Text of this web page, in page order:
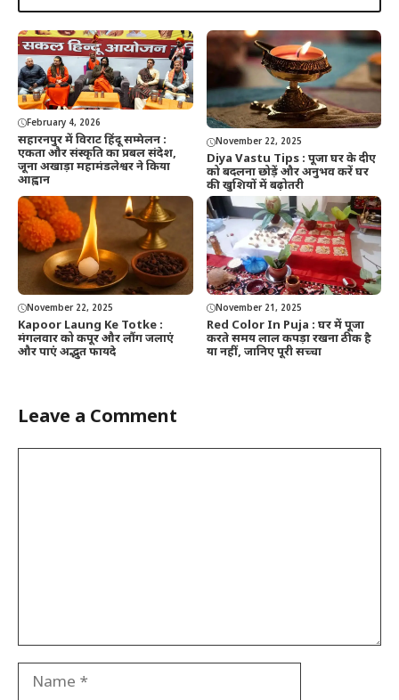
February 4, 2026
सहारनपुर में विराट हिंदू सम्मेलन :
एकता और संस्कृति का प्रबल संदेश,
जूना अखाड़ा महामंडलेश्वर ने किया
आह्वान
November 22, 2025
Diya Vastu Tips : पूजा घर के दीए
को बदलना छोड़ें और अनुभव करें घर
की खुशियों में बढ़ोतरी
November 22, 2025
Kapoor Laung Ke Totke :
मंगलवार को कपूर और लौंग जलाएं
और पाएं अद्भुत फायदे
November 21, 2025
Red Color In Puja : घर में पूजा
करते समय लाल कपड़ा रखना ठीक है
या नहीं, जानिए पूरी सच्चा
Leave a Comment
Name